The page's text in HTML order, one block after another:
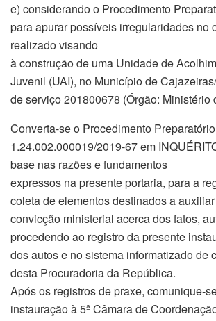
e) considerando o Procedimento
para apurar possíveis irregularidades no
realizado visando
à construção de uma Unidade de
Juvenil (UAI), no Município de
de serviço 201800678 (Órgão: Ministério
Converta-se o Procedimento
1.24.002.000019/2019-67 em
base nas razões e fundamentos
expressos na presente portaria, para a
coleta de elementos destinados a
convicção ministerial acerca dos fatos,
procedendo ao registro da presente
dos autos e no sistema informatizado de
desta Procuradoria da República.
Após os registros de praxe, comunique-
instauração à 5ª Câmara de